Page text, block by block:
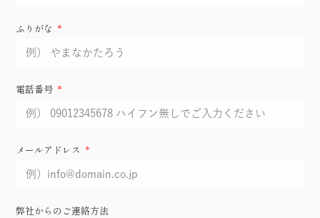
ふりがな
電話番号
メールアドレス
弊社からのご連絡方法